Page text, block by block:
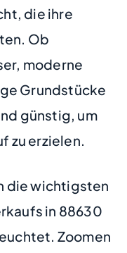
die ihre
Ob
moderne
Grundstücke
günstig, um
zu erzielen.
die wichtigsten
in 88630
Zoomen